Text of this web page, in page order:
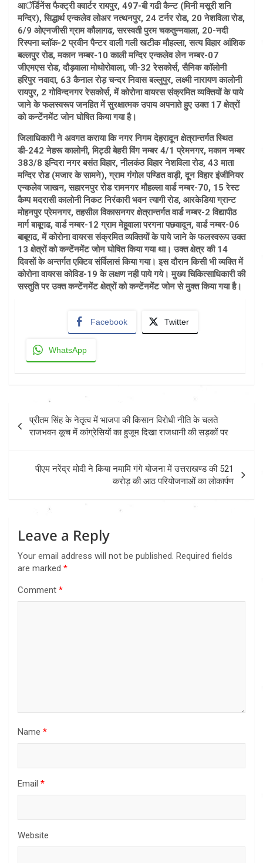
आॅर्डिनेंस फैक्ट्री क्वार्टर रायपुर, 497-बी गढी कैन्ट (मिनी मसूरी शनि
मन्दिर), सिद्धार्थ एन्कलेव लोअर नत्थनपुर, 24 टर्नर रोड, 20 नेशविला रोड,
6/9 ओएनजीसी ग्राम कौलागढ, सरस्वती पुरम चकतुन्नवाला, 20-नदी
रिस्पना ब्लाॅक-2 प्रवीन पैन्टर वाली गली खटीक मौहल्ला, सत्य विहार आंशिक
बल्लपुर रोड, मकान नम्बर-10 काली मन्दिर एन्कलेव लेन नम्बर-07
जीएमएस रोड, दौड़वाला मोथोरोवाला, जी-32 रेसकोर्स, सैनिक काॅलोनी
हरिपुर नवादा, 63 कैनाल रोड़ चन्दर निवास बल्लुपुर, लक्ष्मी नारायण कालोनी
रायपुर, 2 गोविन्दनगर रेसकोर्स, में कोरोना वायरस संक्रमित व्यक्तियों के पाये
जाने के फलस्वरूप जनहित में सुरक्षात्मक उपाय अपनाते हुए उक्त 17 क्षेत्रों
को कन्टेंनमेंट जोन घोषित किया गया है।
जिलाधिकारी ने अवगत कराया कि नगर निगम देहरादून क्षेत्रान्तर्गत स्थित
डी-242 नेहरू कालोनी, मिट्ठी बेहरी विंग नम्बर 4/1 प्रेमनगर, मकान नम्बर
383/8 इन्दिरा नगर बसंत विहार, नीलकंठ विहार नेशविला रोड, 43 माता
मन्दिर रोड (मजार के सामने), ग्राम गंगोल पण्डित वाड़ी, दून विहार इंजीनियर
एन्कलेव जाखन, सहारनपुर रोड रामनगर मौहल्ला वार्ड नम्बर-70, 15 रेस्ट
कैम्प मदरासी कालोनी निकट निरंकारी भवन त्यागी रोड, आरकेडिया ग्रान्ट
मोहनपुर प्रेमनगर, तहसील विकासनगर क्षेत्रान्तर्गत वार्ड नम्बर-2 विद्यापीठ
मार्ग बाबूगढ, वार्ड नम्बर-12 ग्राम मेहूवाला परगना पछवादून, वार्ड नम्बर-06
बाबूगढ, में कोरोना वायरस संक्रमित व्यक्तियों के पाये जाने के फलस्वरूप उक्त
13 क्षेत्रों को कन्टेंनमेंट जोन घोषित किया गया था। उक्त क्षेत्र की 14
दिवसों के अन्तर्गत एक्टिव संर्विलासं किया गया। इस दौरान किसी भी व्यक्ति में
कोरोना वायरस कोविड-19 के लक्षण नही पाये गये। मुख्य चिकित्साधिकारी की
सस्तुति पर उक्त कन्टेंनमेंट क्षेत्रों को कन्टेंनमेंट जोन से मुक्त किया गया है।
Facebook Twitter
WhatsApp
Post
navigation
प्रीतम सिंह के नेतृत्व में भाजपा की किसान विरोधी नीति के चलते
राजभवन कूच में कांग्रेसियों का हुजूम दिखा राजधानी की सड़कों पर
पीएम नरेंद्र मोदी ने किया नमामि गंगे योजना में उत्तराखण्ड की 521
करोड़ की आठ परियोजनाओं का लोकार्पण
Leave a Reply
Your email address will not be published. Required fields
are marked *
Comment *
Name *
Email *
Website